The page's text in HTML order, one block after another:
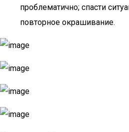
проблематично; спасти
повторное окрашивание.